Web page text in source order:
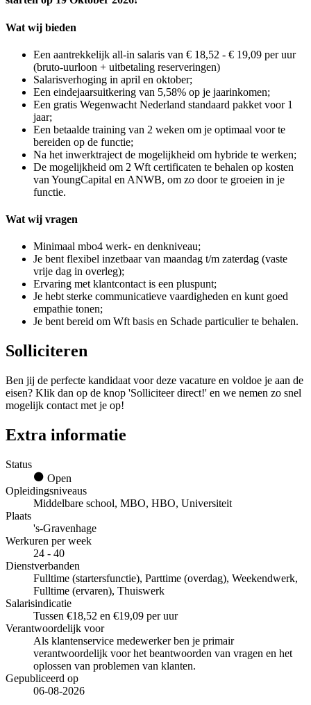
Wat wij bieden
Een aantrekkelijk all-in salaris van € 18,52 - € 19,09 per uur
(bruto-uurloon + uitbetaling reserveringen)
Salarisverhoging in april en oktober;
Een eindejaarsuitkering van 5,58% op je jaarinkomen;
Een gratis Wegenwacht Nederland standaard pakket voor 1
jaar;
Een betaalde training van 2 weken om je optimaal voor te
bereiden op de functie;
Na het inwerktraject de mogelijkheid om hybride te werken;
De mogelijkheid om 2 Wft certificaten te behalen op kosten
van YoungCapital en ANWB, om zo door te groeien in je
functie.
Wat wij vragen
Minimaal mbo4 werk- en denkniveau;
Je bent flexibel inzetbaar van maandag t/m zaterdag (vaste
vrije dag in overleg);
Ervaring met klantcontact is een pluspunt;
Je hebt sterke communicatieve vaardigheden en kunt goed
empathie tonen;
Je bent bereid om Wft basis en Schade particulier te behalen.
Solliciteren
Ben jij de perfecte kandidaat voor deze vacature en voldoe je aan de
eisen? Klik dan op de knop 'Solliciteer direct!' en we nemen zo snel
mogelijk contact met je op!
Extra informatie
Status
Open
Opleidingsniveaus
Middelbare school, MBO, HBO, Universiteit
Plaats
's-Gravenhage
Werkuren per week
24 - 40
Dienstverbanden
Fulltime (startersfunctie), Parttime (overdag), Weekendwerk,
Fulltime (ervaren), Thuiswerk
Salarisindicatie
Tussen €18,52 en €19,09 per uur
Verantwoordelijk voor
Als klantenservice medewerker ben je primair
verantwoordelijk voor het beantwoorden van vragen en het
oplossen van problemen van klanten.
Gepubliceerd op
06-08-2026